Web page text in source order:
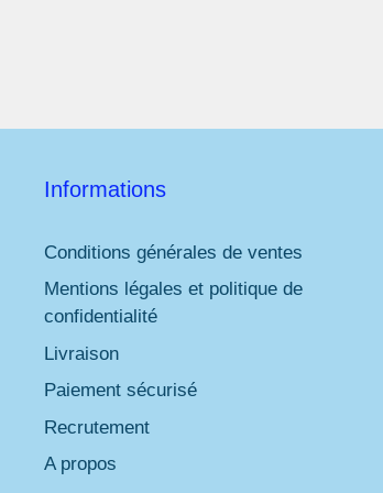
Informations
Conditions générales de ventes
Mentions légales et politique de
confidentialité
Livraison
Paiement sécurisé
Recrutement
A propos